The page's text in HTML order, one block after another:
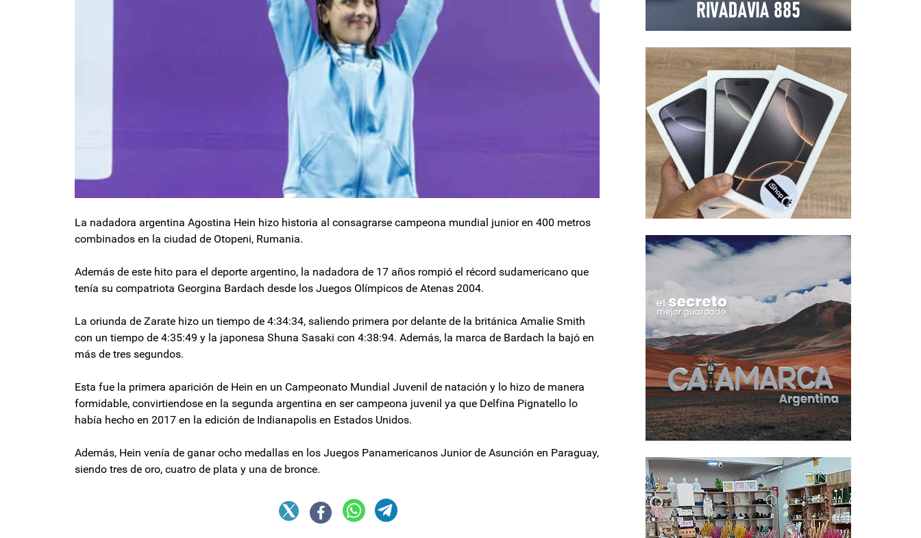
La nadadora argentina Agostina Hein hizo historia al consagrarse campeona mundial junior en 400 metros
combinados en la ciudad de Otopeni, Rumania.
Además de este hito para el deporte argentino, la nadadora de 17 años rompió el récord sudamericano que
tenía su compatriota Georgina Bardach desde los Juegos Olímpicos de Atenas 2004.
La oriunda de Zarate hizo un tiempo de 4:34:34, saliendo primera por delante de la británica Amalie Smith
con un tiempo de 4:35:49 y la japonesa Shuna Sasaki con 4:38:94. Además, la marca de Bardach la bajó en
más de tres segundos.
Esta fue la primera aparición de Hein en un Campeonato Mundial Juvenil de natación y lo hizo de manera
formidable, convirtiendose en la segunda argentina en ser campeona juvenil ya que Delfina Pignatello lo
había hecho en 2017 en la edición de Indianapolis en Estados Unidos.
Además, Hein venía de ganar ocho medallas en los Juegos Panamericanos Junior de Asunción en Paraguay,
siendo tres de oro, cuatro de plata y una de bronce.